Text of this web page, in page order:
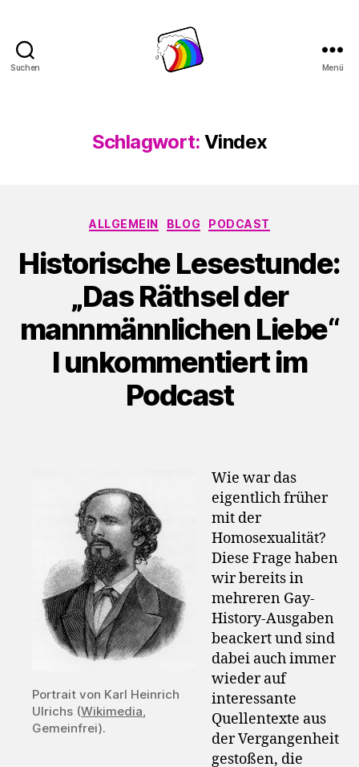
Suchen Menü
Schlagwort: Vindex
Kategorien
ALLGEMEIN BLOG PODCAST
Historische Lesestunde:
„Das Räthsel der
mannmännlichen Liebe“
I unkommentiert im
Podcast
Portrait von Karl Heinrich
Ulrichs (Wikimedia,
Gemeinfrei).
Wie war das
eigentlich früher
mit der
Homosexualität?
Diese Frage haben
wir bereits in
mehreren Gay-
History-Ausgaben
beackert und sind
dabei auch immer
wieder auf
interessante
Quellentexte aus
der Vergangenheit
gestoßen, die